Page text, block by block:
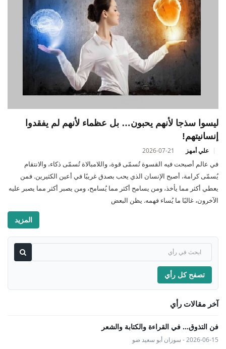
ليسوا سذجا لأنهم يحبون… بل عظماء لأنهم لم يفقدوا
إنسانيتهم!
علي أمهز 2026-07-21
في عالم أصبحت فيه القسوة تُسمّى قوة، واللامبالاة تُسمّى ذكاء، والانتقام
يُسمّى كرامة، أصبح الإنسان الذي يحب بصدق غريبًا في أعين الكثيرين. فمن
يعطي أكثر مما يأخذ، ومن يسامح أكثر مما يُسامح، ومن يصبر أكثر مما يصبر عليه
الآخرون، غالبًا ما يُساء فهمه. يظن البعض
المزيد
تصفح كل رأي
آخر مقالات رأي
فن التذوق... في القراءة والكتابة والشعر
2026-06-15 - سوزان أبو سعيد ضو